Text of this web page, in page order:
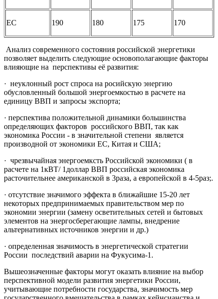
ЕС 190 180 175 170
Анализ современного состояния российской энергетики
позволяет выделить следующие основополагающие факторы
влияющие на перспективы её развития:
· неуклонный рост спроса на росийскую энергию
обусловленный большой энергоемкостью в расчете на
единицу ВВП и запросы экспорта;
· перспектива положительной динамики большинства
определяющих факторов российского ВВП, так как
экономика России - в значительной степени является
производной от экономики ЕС, Китая и США;
· чрезвычайная энергоемксть Российской экономики ( в
расчете на 1кВТ/ 1доллар ВВП российская экономика
расточительнее американской в 3раза, а европейской в 4-5раз;.
· отсутствие значимого эффекта в ближайшие 15-20 лет
некоторых предпринимаемых правительством мер по
экономии энергии (замену осветительных сетей и бытовых
элементов на энергосберегающие лампы, внедрение
альтернативных источников энергии и др.)
· определенная значимость в энергетической стратегии
России последствий аварии на Фукусима-1.
Вышеозначенные факторы могут оказать влияние на выбор
перспективной модели развития энергетики России,
учитывающие потребности государства, значимость мер